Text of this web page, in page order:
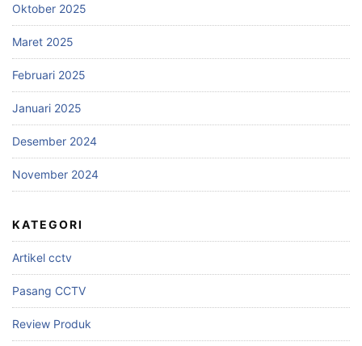
Oktober 2025
Maret 2025
Februari 2025
Januari 2025
Desember 2024
November 2024
KATEGORI
Artikel cctv
Pasang CCTV
Review Produk